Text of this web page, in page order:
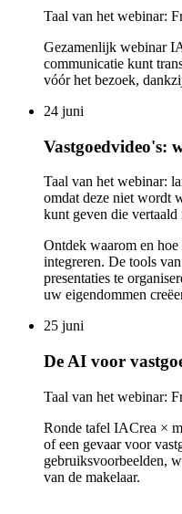
Taal van het webinar:
Gezamenlijk webinar
communicatie kunt
vóór het bezoek,
24 juni
Vastgoedvideo's:
Taal van het webinar:
omdat deze niet wordt
kunt geven die
Ontdek waarom en
integreren. De tools
presentaties te
uw eigendommen
25 juni
De AI voor
Taal van het webinar:
Ronde tafel IACrea ×
of een gevaar voor
gebruiksvoorbeelden,
van de makelaar.